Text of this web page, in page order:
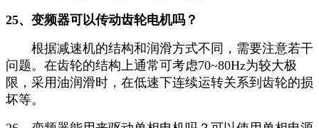
25、变频器可以传动齿轮电机吗？
根据减速机的结构和润滑方式不同，需要注意若干
问题。在齿轮的结构上通常可考虑70~80Hz为较大极
限，采用油润滑时，在低速下连续运转关系到齿轮的损
坏等。